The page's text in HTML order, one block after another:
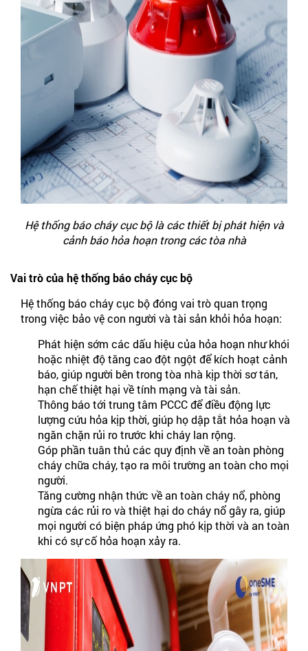
Hệ thống báo cháy cục bộ là các thiết bị phát hiện và
cảnh báo hỏa hoạn trong các tòa nhà
Vai trò của hệ thống báo cháy cục bộ
Hệ thống báo cháy cục bộ đóng vai trò quan trọng
trong việc bảo vệ con người và tài sản khỏi hỏa hoạn:
Phát hiện sớm các dấu hiệu của hỏa hoạn như khói
hoặc nhiệt độ tăng cao đột ngột để kích hoạt cảnh
báo, giúp người bên trong tòa nhà kịp thời sơ tán,
hạn chế thiệt hại về tính mạng và tài sản.
Thông báo tới trung tâm PCCC để điều động lực
lượng cứu hỏa kịp thời, giúp họ dập tắt hỏa hoạn và
ngăn chặn rủi ro trước khi cháy lan rộng.
Góp phần tuân thủ các quy định về an toàn phòng
cháy chữa cháy, tạo ra môi trường an toàn cho mọi
người.
Tăng cường nhận thức về an toàn cháy nổ, phòng
ngừa các rủi ro và thiệt hại do cháy nổ gây ra, giúp
mọi người có biện pháp ứng phó kịp thời và an toàn
khi có sự cố hỏa hoạn xảy ra.